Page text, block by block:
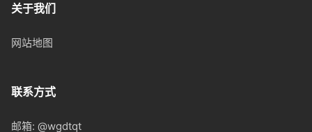
关于我们
网站地图
联系方式
邮箱: @wgdtqt